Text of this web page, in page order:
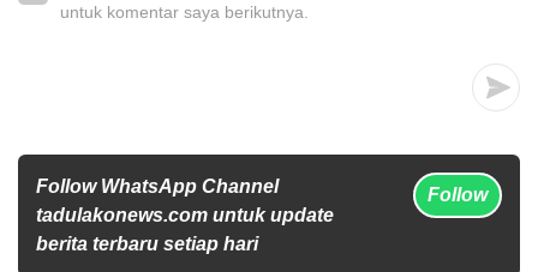
untuk komentar saya berikutnya.
Follow WhatsApp Channel
tadulakonews.com untuk update
berita terbaru setiap hari
Follow